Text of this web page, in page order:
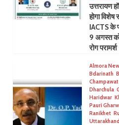
उत्तरायण
होगा विशेष
IACTS के
9 अगस्त
रोग परामर्श
Almora
Bdarinath
Dharchula
Haridwar
Pauri
Ranikhet